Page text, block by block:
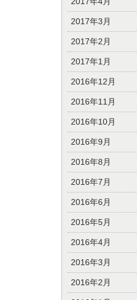
2017年3月
2017年2月
2017年1月
2016年12月
2016年11月
2016年10月
2016年9月
2016年8月
2016年7月
2016年6月
2016年5月
2016年4月
2016年3月
2016年2月